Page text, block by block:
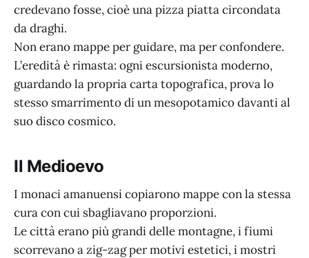
credevano fosse, cioè una pizza piatta circondata
da draghi.
Non erano mappe per guidare, ma per confondere.
L’eredità è rimasta: ogni escursionista moderno,
guardando la propria carta topografica, prova lo
stesso smarrimento di un mesopotamico davanti al
suo disco cosmico.
Il Medioevo
I monaci amanuensi copiarono mappe con la stessa
cura con cui sbagliavano proporzioni.
Le città erano più grandi delle montagne, i fiumi
scorrevano a zig-zag per motivi estetici, i mostri